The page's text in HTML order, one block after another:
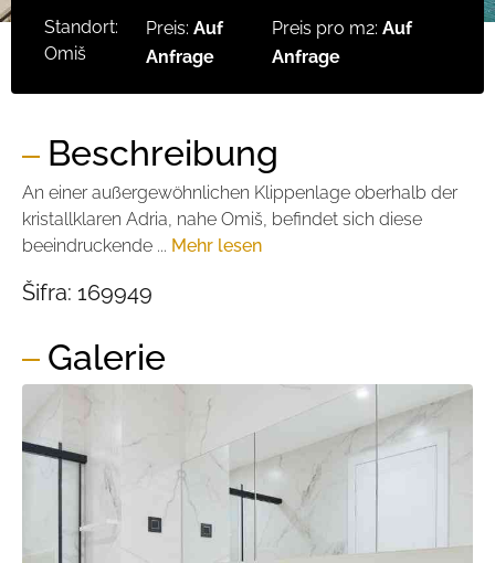
Standort:
Omiš
Preis: Auf
Anfrage
Preis pro m2: Auf
Anfrage
Beschreibung
An einer außergewöhnlichen Klippenlage oberhalb der
kristallklaren Adria, nahe Omiš, befindet sich diese
beeindruckende ... Mehr lesen
Šifra: 169949
Galerie